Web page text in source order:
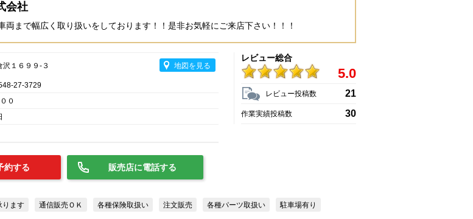
会社
まで幅広く取り扱いをしております！！是非お気軽にご来店下さい！！！
１６９９-３ 地図を見る
27-3729
０
レビュー総合
5.0
レビュー投稿数 21
作業実績投稿数 30
約する 販売店に電話する
ります 通信販売ＯＫ 各種保険取扱い 注文販売 各種パーツ取扱い 駐車場有り